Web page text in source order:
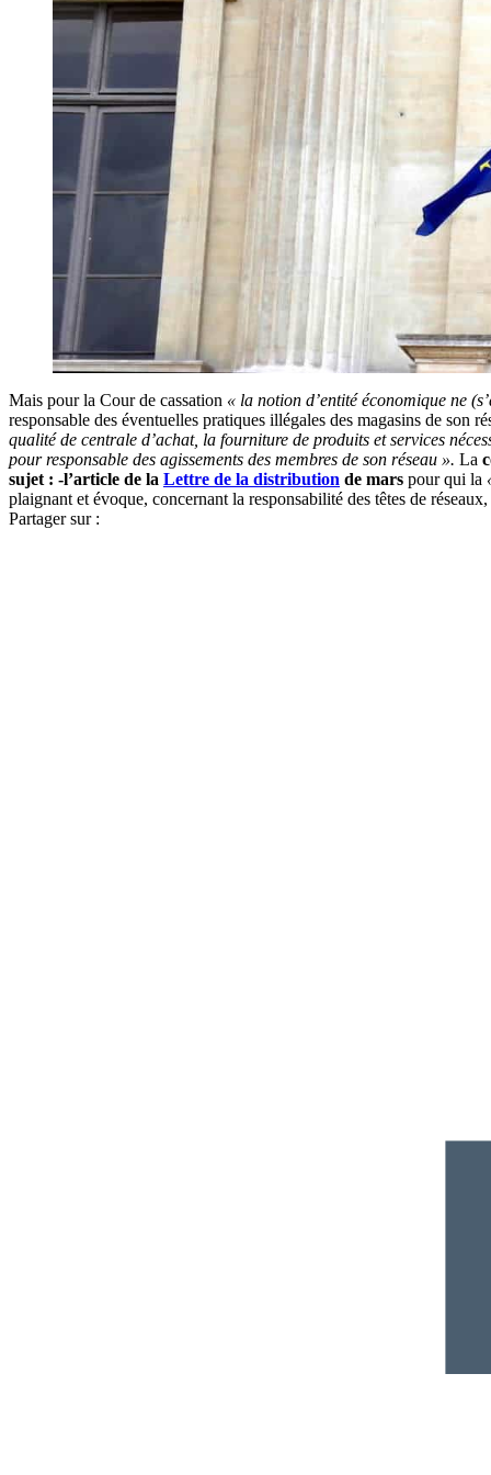
Mais pour la Cour de cassation « la notion d’entité économique ne
responsable des éventuelles pratiques illégales des magasins de son
qualité de centrale d’achat, la fourniture de produits et services
pour responsable des agissements des membres de son réseau ». La
sujet : -l’article de la Lettre de la distribution de mars pour qui la
plaignant et évoque, concernant la responsabilité des têtes de
Partager sur :